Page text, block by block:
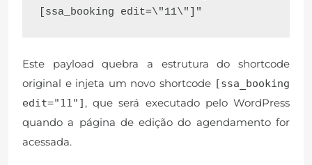
Este payload quebra a estrutura do shortcode
original e injeta um novo shortcode [ssa_booking
edit="11"] , que será executado pelo WordPress
quando a página de edição do agendamento for
acessada.